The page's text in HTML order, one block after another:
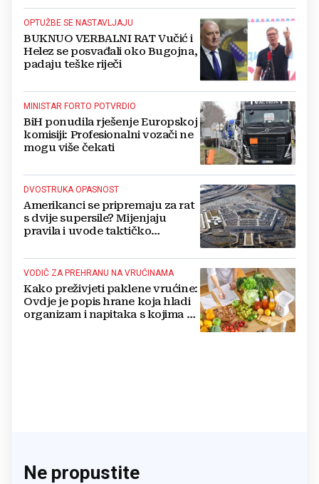
OPTUŽBE SE NASTAVLJAJU
BUKNUO VERBALNI RAT Vučić i
Helez se posvađali oko Bugojna,
padaju teške riječi
MINISTAR FORTO POTVRDIO
BiH ponudila rješenje Europskoj
komisiji: Profesionalni vozači ne
mogu više čekati
DVOSTRUKA OPASNOST
Amerikanci se pripremaju za rat
s dvije supersile? Mijenjaju
pravila i uvode taktičko
VODIČ ZA PREHRANU NA VRUĆINAMA
Kako preživjeti paklene vrućine:
Ovdje je popis hrane koja hladi
organizam i napitaka s kojima si
Ne propustite